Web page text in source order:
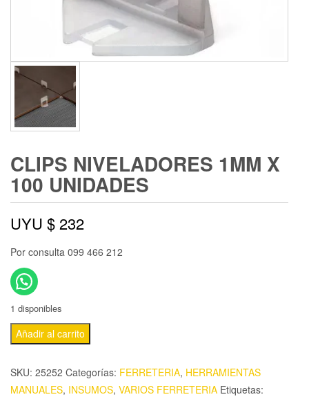
CLIPS NIVELADORES 1MM X
100 UNIDADES
UYU $ 232
Por consulta 099 466 212
1 disponibles
Añadir al carrito
SKU: 25252 Categorías: FERRETERIA, HERRAMIENTAS
MANUALES, INSUMOS, VARIOS FERRETERIA Etiquetas: